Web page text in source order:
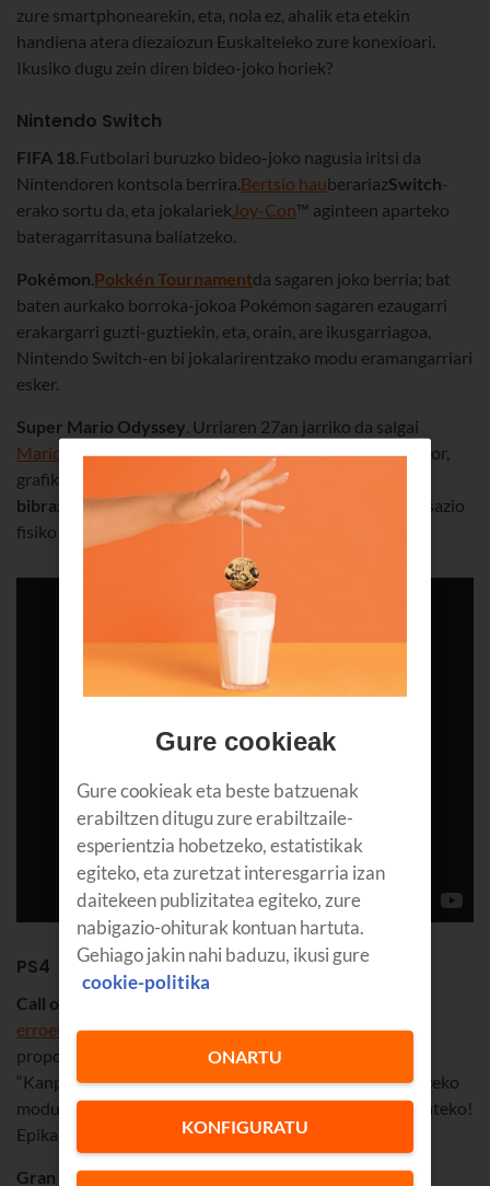
zure smartphonearekin, eta, nola ez, ahalik eta etekin
handiena atera diezaiozun Euskalteleko zure konexioari.
Ikusiko dugu zein diren bideo-joko horiek?
Nintendo Switch
FIFA 18.Futbolari buruzko bideo-joko nagusia iritsi da
Nintendoren kontsola berrira.Bertsio hauberariazSwitch-
erako sortu da, eta jokalariek Joy-Con™ aginteen aparteko
bateragarritasuna baliatzeko.
Pokémon.Pokkén Tournamentda sagaren joko berria; bat
baten aurkako borroka-jokoa Pokémon sagaren ezaugarri
erakargarri guzti-guztiekin, eta, orain, are ikusgarriagoa,
Nintendo Switch-en bi jokalarirentzako modu eramangarriari
esker.
Super Mario Odyssey. Urriaren 27an jarriko da salgai
Marioren bideo-joko ikusgarriena. Mundu berriekin dator,
grafiko sinestezinekin, eta, gainera, aginteen
bibrazioarenfuntzionalitate berriekin. Haiei esker, sentsazio
fisiko ezin errealagoak izango dituzu.
PS4
Call of Duty WWII.
erroetara itzuli da CoD, eta ekintza-joko bizi-bizi bat
proposatzen digu, Bigarren Mundu Gerran girotua.
“Kanpaina” modua du eta jokalari askorekin batera aritzeko
modu sendo bat,kirol elektrikoen ildotik jarraitu ahal izateko!
Epika-dosi erraldoia.
Gran Turismo Sport.Errealismoa, benetakotasuna eta
Gure cookieak
Gure cookieak eta beste batzuenak
erabiltzen ditugu zure erabiltzaile-
esperientzia hobetzeko, estatistikak
egiteko, eta zuretzat interesgarria izan
daitekeen publizitatea egiteko, zure
nabigazio-ohiturak kontuan hartuta.
Gehiago jakin nahi baduzu, ikusi gure
cookie-politika
KONFIGURATU
ONARTU